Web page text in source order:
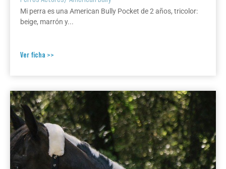
Mi perra es una American Bully Pocket de 2 años, tricolor:
beige, marrón y...
Ver ficha >>